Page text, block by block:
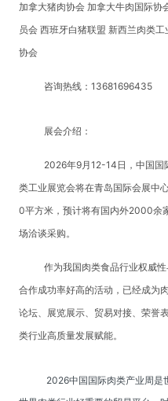
加拿大猪肉协会 加拿大牛肉国际协
员会 西班牙白猪联盟 新西兰肉类
协会
咨询热线：13681696435
展会介绍：
2026年9月12-14日，中国国
类工业展览会将在青岛国际会展中
0平方米，预计将有国内外2000余
场洽谈采购。
作为我国肉类食品行业权威
合作成功率好高的活动，已经成为
论坛、展览展示、贸易对接、荣誉
类行业高质量发展赋能。
2026中国国际肉类产业周是